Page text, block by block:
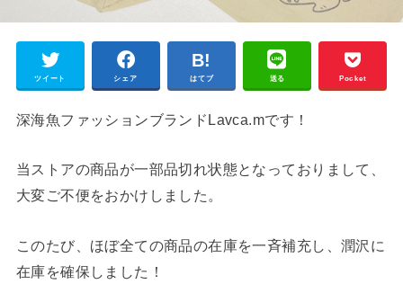
ツイート シェア はてブ 送る Pocket
深海魚ファッションブランドLavca.mです！
当ストアの商品が一部品切れ状態となっておりまして、
大変ご不便をおかけしました。
このたび、ほぼ全ての商品の在庫を一斉補充し、潤沢に
在庫を確保しました！